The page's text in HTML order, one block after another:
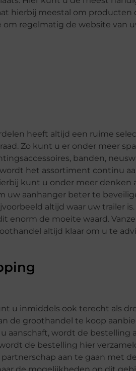
hierbij meestal om producten
regelmatig de website van
heeft altijd een ruime
Zo kunt u er onder meer
banden,
het assortiment continu
kunt u onder meer denken
uw aanhanger beter te
altijd waar uw trailer
enorm de moeite waard.
altijd klaar om u te
u inmiddels ook terecht als
de groothandel te koop
aanschaft, wordt de bestelling
de bestelling hier
aan te gaan met